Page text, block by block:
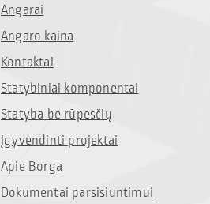
Angarai
Angaro kaina
Kontaktai
Statybiniai komponentai
Statyba be rūpesčių
Įgyvendinti projektai
Apie Borga
Dokumentai parsisiuntimui